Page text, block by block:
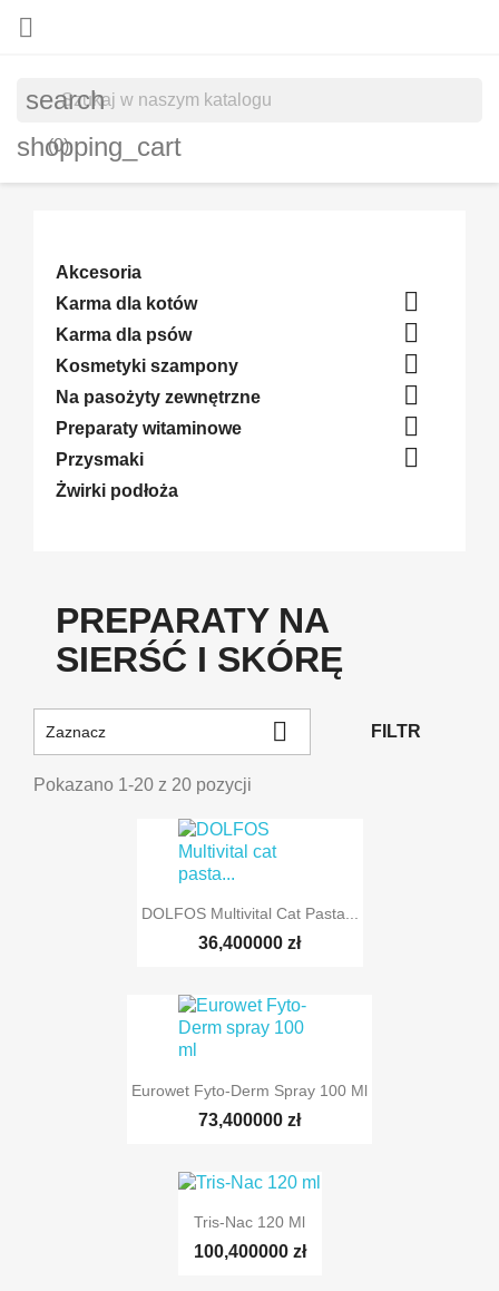

search
shopping_cart
(0)
Akcesoria
Karma dla kotów

Karma dla psów 
Kosmetyki szampony 
Na pasożyty zewnętrzne 
Preparaty witaminowe 
Przysmaki 
Żwirki podłoża
PREPARATY NA
SIERŚĆ I SKÓRĘ
Zaznacz  FILTR
Pokazano 1-20 z 20 pozycji
DOLFOS Multivital Cat Pasta...
36,400000 zł
Eurowet Fyto-Derm Spray 100 Ml
73,400000 zł
Tris-Nac 120 Ml
100,400000 zł